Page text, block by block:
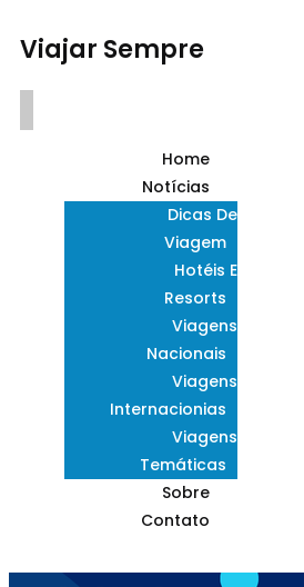
Viajar Sempre
Home
Notícias
Dicas De
Viagem
Hotéis E
Resorts
Viagens
Nacionais
Viagens
Internacionias
Viagens
Temáticas
Sobre
Contato